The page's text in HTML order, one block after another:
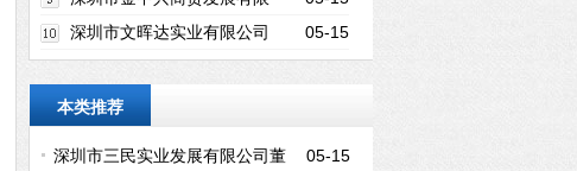
公司总经理姚文忠 05-15
深圳市文晖达实业有限公司
董事长林国平
本类推荐
05-15
深圳市三民实业发展有限公司董